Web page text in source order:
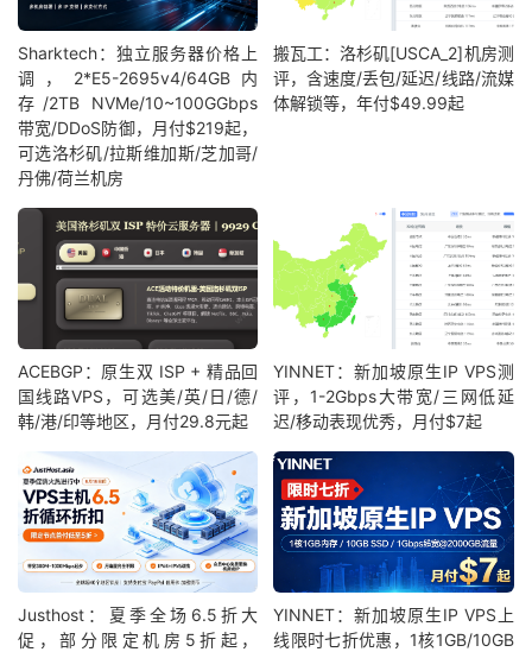
Sharktech：独立服务器价格上
调，2*E5-2695v4/64GB内
存/2TB NVMe/10~100GGbps
带宽/DDoS防御，月付$219起，
可选洛杉矶/拉斯维加斯/芝加哥/
丹佛/荷兰机房
搬瓦工：洛杉矶[USCA_2]机房测
评，含速度/丢包/延迟/线路/流媒
体解锁等，年付$49.99起
ACEBGP：原生双 ISP + 精品回
国线路VPS，可选美/英/日/德/
韩/港/印等地区，月付29.8元起
YINNET：新加坡原生IP VPS测
评，1-2Gbps大带宽/三网低延
迟/移动表现优秀，月付$7起
Justhost：夏季全场6.5折大
促，部分限定机房5折起，
YINNET：新加坡原生IP VPS上
线限时七折优惠，1核1GB/10GB